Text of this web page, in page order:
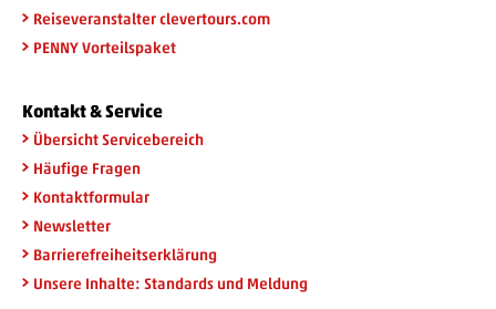
Reiseveranstalter clevertours.com
PENNY Vorteilspaket
Kontakt & Service
Übersicht Servicebereich
Häufige Fragen
Kontaktformular
Newsletter
Barrierefreiheitserklärung
Unsere Inhalte: Standards und Meldung